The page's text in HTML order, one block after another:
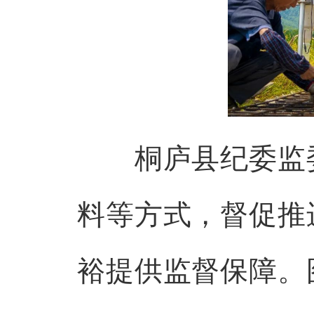
桐庐县纪委监
料等方式，督促
裕提供监督保障